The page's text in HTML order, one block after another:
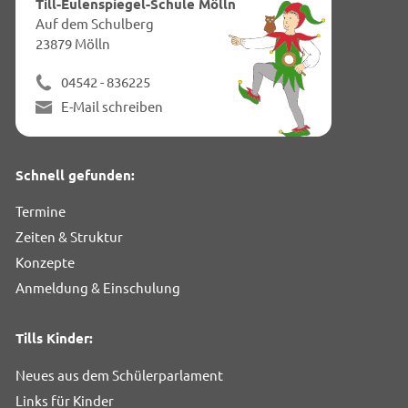
Auf dem Schulberg
23879 Mölln
04542 - 836225
E-Mail schreiben
Schnell gefunden:
Termine
Zeiten & Struktur
Konzepte
Anmeldung & Einschulung
Tills Kinder:
Neues aus dem Schülerparlament
Links für Kinder